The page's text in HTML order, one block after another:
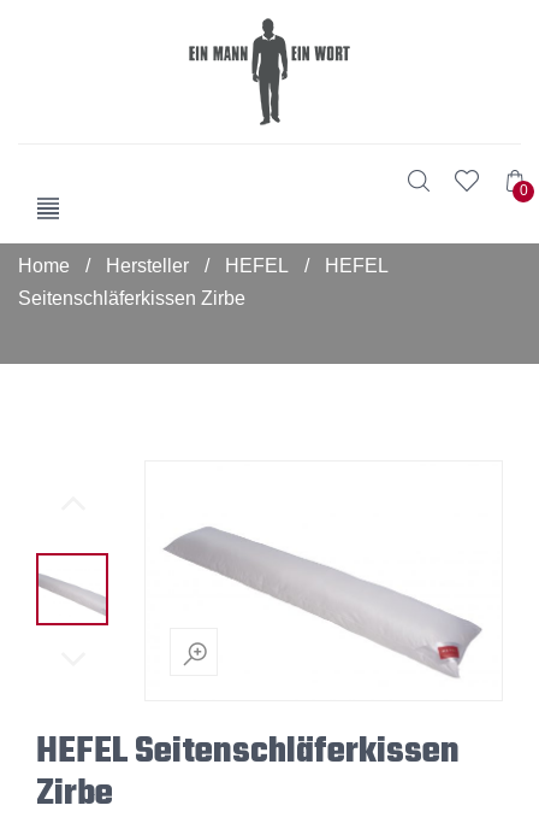
0
Home / Hersteller / HEFEL /
HEFEL
Seitenschläferkissen Zirbe
HEFEL Seitenschläferkissen
Zirbe